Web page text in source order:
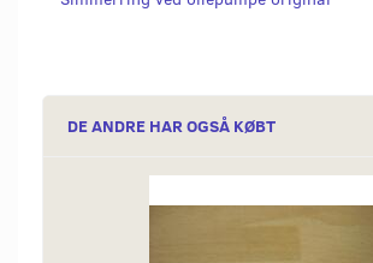
DE ANDRE HAR OGSÅ KØBT